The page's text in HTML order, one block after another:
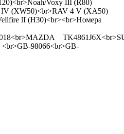
Voxy III (R80)
IV (XW50)<br>RAV 4 V (XA50)
II (H30)<br><br>Номера
98066<br>GB-